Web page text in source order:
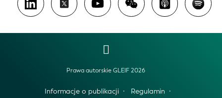
Prawa autorskie GLEIF 2026
Informacje o publikacji
Regulamin